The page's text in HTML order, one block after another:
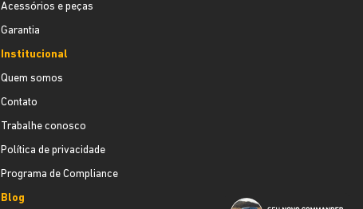
Acessórios e peças
Garantia
Institucional
Quem somos
Contato
Trabalhe conosco
Política de privacidade
Programa de Compliance
Blog